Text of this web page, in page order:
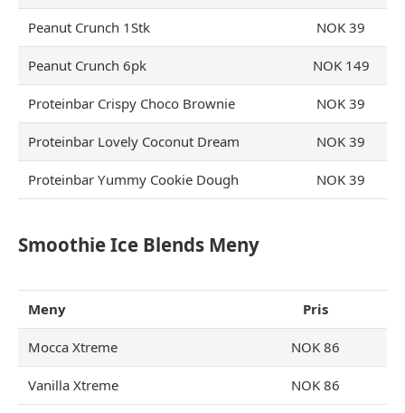
Peanut Crunch 1Stk NOK 39
Peanut Crunch 6pk NOK 149
Proteinbar Crispy Choco Brownie NOK 39
Proteinbar Lovely Coconut Dream NOK 39
Proteinbar Yummy Cookie Dough NOK 39
Smoothie Ice Blends Meny
Meny Pris
Mocca Xtreme NOK 86
Vanilla Xtreme NOK 86